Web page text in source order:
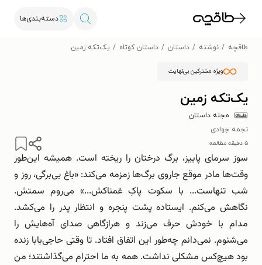
دسته‌بندی‌ها
طاقچه نوشته داستان داستان کوتاه یک‌تکه زمین
ویژه مشترکین بی‌نهایت
یک‌تکه زمین
مجله داستان
نجمه جوادی
۵ دقیقه مطالعه
سوز سرمای پاییز، برگ درختان را ریخته است. همیشه این‌طور
وقت‌ها مادر موقع جاروی برگ‌ها زمزمه می‌کند: «باغ بی‌برگی، روز و
شب تنهاست... با سکوت پاکِ غمناکش...» می‌روم سمتش.
نگاهش می‌کنم. ایستاده پشت پنجره و انتظار پدر را می‌کشد.
مدام با خودش حرف می‌زند و هرازگاهی صدای آه‌هایش را
می‌شنوم. نمی‌دانم چه‌طور این اتفاق افتاد. تا وقتی حاجی‌بابا زنده
بود هیچ‌کس مشکلی نداشت. همه به ما احترام می‌گذاشتند؛ من